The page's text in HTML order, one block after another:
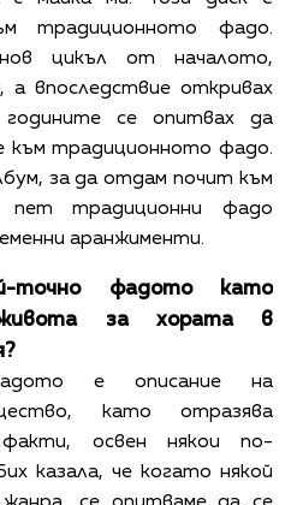
традиционното фадо.
цикъл от началото,
а впоследствие откривах
се опитвах да
към традиционното фадо.
за да отдам почит към
пет традиционни фадо
аранжименти.
точно фадото като
за хората в
е описание на
като отразява
факти, освен някои по-
казала, че когато някой